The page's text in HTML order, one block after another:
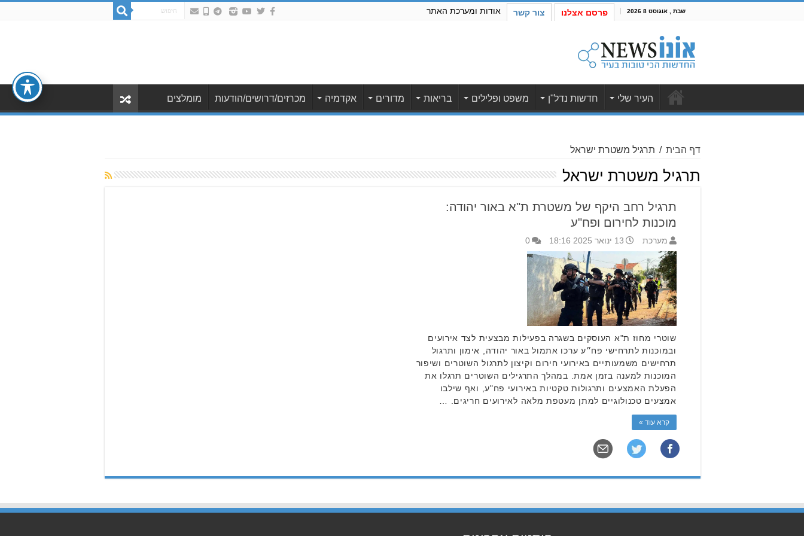
שבת , אוגוסט 8 2026 פרסם אצלנו צור קשר אודות ומערכת האתר
העיר שלי חדשות נדל"ן משפט ופלילים בריאות מדורים אקדמיה מכרזים/דרושים/הודעות מומלצים
דף הבית / תרגיל משטרת ישראל
תרגיל משטרת ישראל
תרגיל רחב היקף של משטרת ת"א באור יהודה:
מוכנות לחירום ופח"ע
מערכת 13 ינואר 2025 18:16 0
שוטרי מחוז ת"א העוסקים בשגרה בפעילות מבצעית לצד אירועים
ובמוכנות לתרחישי פח״ע ערכו אתמול באור יהודה, אימון ותרגול
תרחישים משמעותיים באירועי חירום וקיצון לתרגול השוטרים ושיפור
המוכנות למענה בזמן אמת. במהלך התרגילים השוטרים תרגלו את
הפעלת האמצעים ותרגולות טקטיות באירועי פח"ע, ואף שילבו
אמצעים טכנולוגיים למתן מעטפת מלאה לאירועים חריגים. …
קרא עוד »